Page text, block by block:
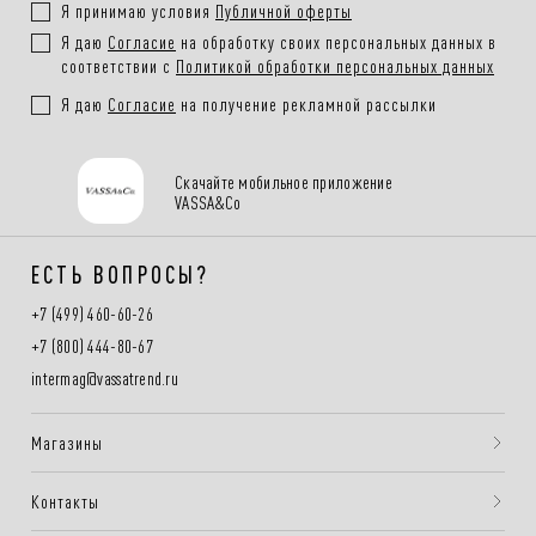
Я принимаю условия Публичной оферты
Я даю Согласие на обработку своих персональных данных в
соответствии с Политикой обработки персональных данных
Я даю Согласие на получение рекламной рассылки
Скачайте мобильное приложение
VASSA&Co
ЕСТЬ ВОПРОСЫ?
+7 (499) 460-60-26
+7 (800) 444-80-67
intermag@vassatrend.ru
Магазины
Контакты